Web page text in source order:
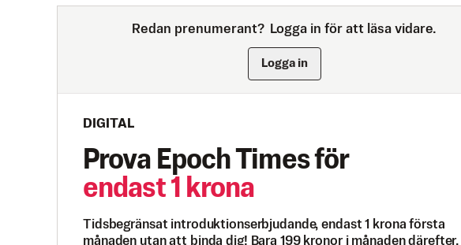
Redan prenumerant? Logga in för att läsa vidare.
Logga in
DIGITAL
Prova Epoch Times för
endast 1 krona
Tidsbegränsat introduktionserbjudande, endast 1 krona första
månaden utan att binda dig! Bara 199 kronor i månaden därefter.